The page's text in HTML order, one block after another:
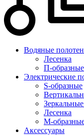
Водяные
Лесенка
П-образные
Электрические
S-образные
Лесенка
М-
Аксессуары